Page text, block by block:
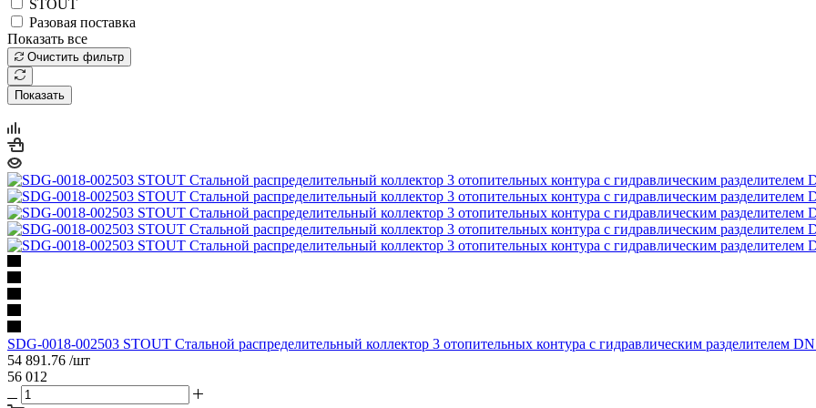
STOUT
Разовая поставка
Показать все
Очистить фильтр
Показать
SDG-0018-002503 STOUT Стальной распределительный коллектор 3 отопительных контура с гидравлическим разделителем
54 891.76 /шт
56 012